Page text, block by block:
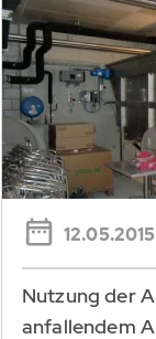
12.05.2015
Nutzung der
anfallendem